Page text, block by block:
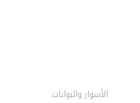
الأسوار والبوابات